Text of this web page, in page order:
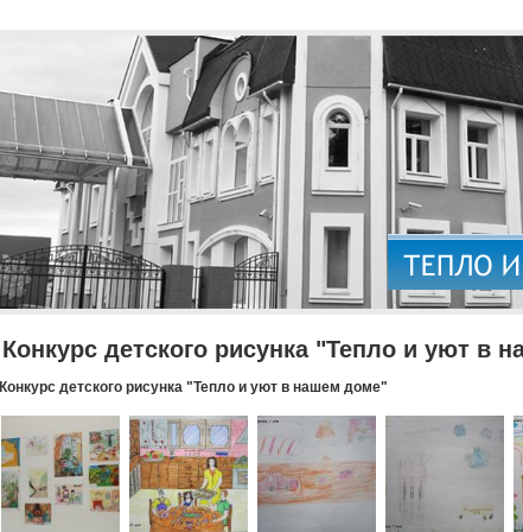
Конкурс детского рисунка "Тепло и уют в
Конкурс детского рисунка "Тепло и уют в нашем доме"